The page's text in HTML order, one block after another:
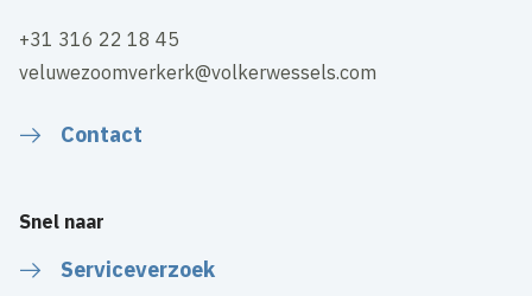
+31 316 22 18 45
veluwezoomverkerk@volkerwessels.com
Contact
Snel naar
Serviceverzoek